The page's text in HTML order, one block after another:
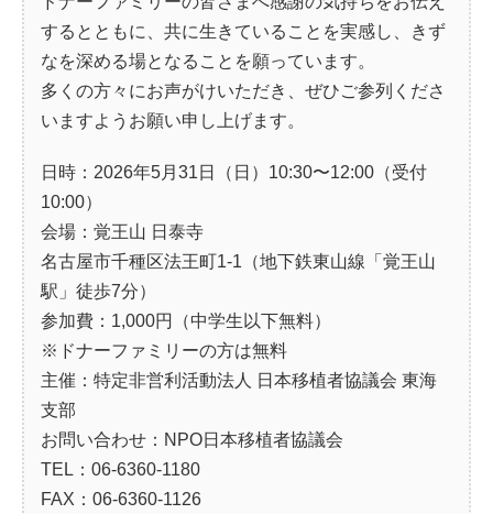
するとともに、共に生きていることを実感し、きず
なを深める場となることを願っています。
多くの方々にお声がけいただき、ぜひご参列くださ
いますようお願い申し上げます。
日時：2026年5月31日（日）10:30〜12:00（受付
10:00）
会場：覚王山 日泰寺
名古屋市千種区法王町1-1（地下鉄東山線「覚王山
駅」徒歩7分）
参加費：1,000円（中学生以下無料）
※ドナーファミリーの方は無料
主催：特定非営利活動法人 日本移植者協議会 東海
支部
お問い合わせ：NPO日本移植者協議会
TEL：06-6360-1180
FAX：06-6360-1126